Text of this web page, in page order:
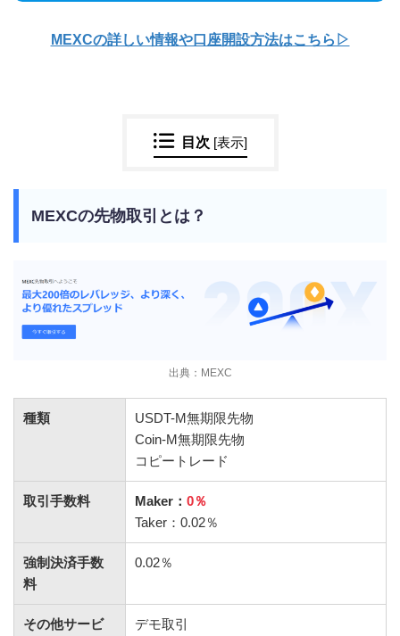
MEXCの詳しい情報や口座開設方法はこちら▷
目次 [表示]
MEXCの先物取引とは？
出典：MEXC
種類
USDT-M無期限先物
Coin-M無期限先物
コピートレード
取引手数料 Maker： 0％
Taker：0.02％
強制決済手数
料
0.02％
その他サービ
デモ取引